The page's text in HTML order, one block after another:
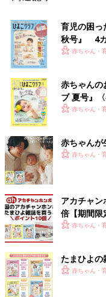
育児の困っ
秋号』 4カ
いっぱい！
赤ちゃん・
赤ちゃんの
ブ 夏号』
く！ おっ
赤ちゃん・
赤ちゃんが
赤ちゃん・
アカチャ
倍【期間限
赤ちゃん・
たまひよの
赤ちゃん・